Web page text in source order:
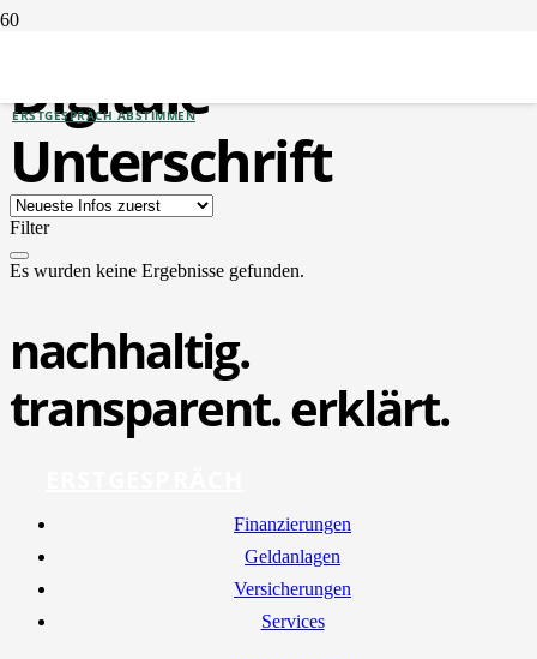
ERSTGESPRÄCH ABSTIMMEN
Digitale
Unterschrift
Filter
Es wurden keine Ergebnisse gefunden.
nachhaltig.
transparent. erklärt.
Finan­zie­run­gen
Geld­an­la­gen
Ver­si­che­run­gen
Ser­vices